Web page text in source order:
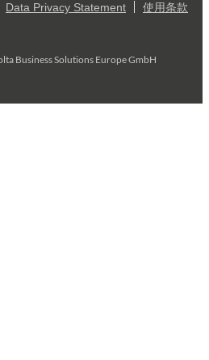
Data Privacy Statement 使用条款
Business Solutions Europe GmbH